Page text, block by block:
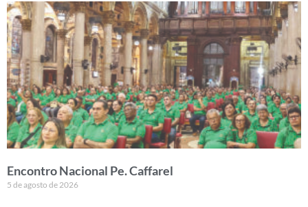
Encontro Nacional Pe. Caffarel
5 de agosto de 2026